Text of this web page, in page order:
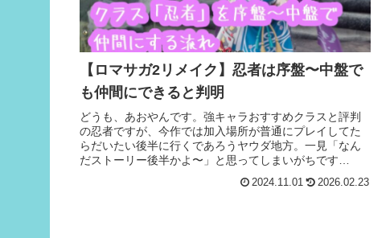
【ロマサガ2リメイク】忍者は序盤〜中盤で
も仲間にできると判明
どうも、あおやんです。強キャラおすすめクラスと評判
の忍者ですが、今作では加入場所が普通にプレイしてた
らだいたい後半に行くであろうヤウダ地方。一見「なん
だストーリー後半かよ〜」と思ってしまいがちです
2024.11.01 2026.02.23